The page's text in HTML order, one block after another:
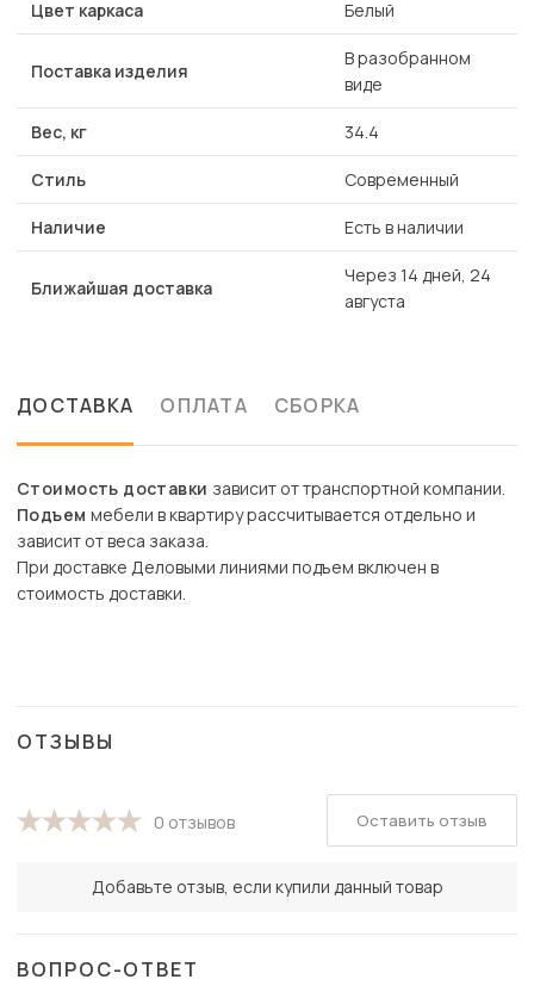
Цвет каркаса Белый
Поставка изделия
В разобранном
виде
Вес, кг 34.4
Стиль Современный
Наличие Есть в наличии
Ближайшая доставка
Через 14 дней, 24
августа
ДОСТАВКА ОПЛАТА СБОРКА
Стоимость доставки зависит от транспортной компании.
Подъем мебели в квартиру рассчитывается отдельно и
зависит от веса заказа.
При доставке Деловыми линиями подъем включен в
стоимость доставки.
ОТЗЫВЫ
0 отзывов
Добавьте отзыв, если купили данный товар
Оставить отзыв
ВОПРОС-ОТВЕТ